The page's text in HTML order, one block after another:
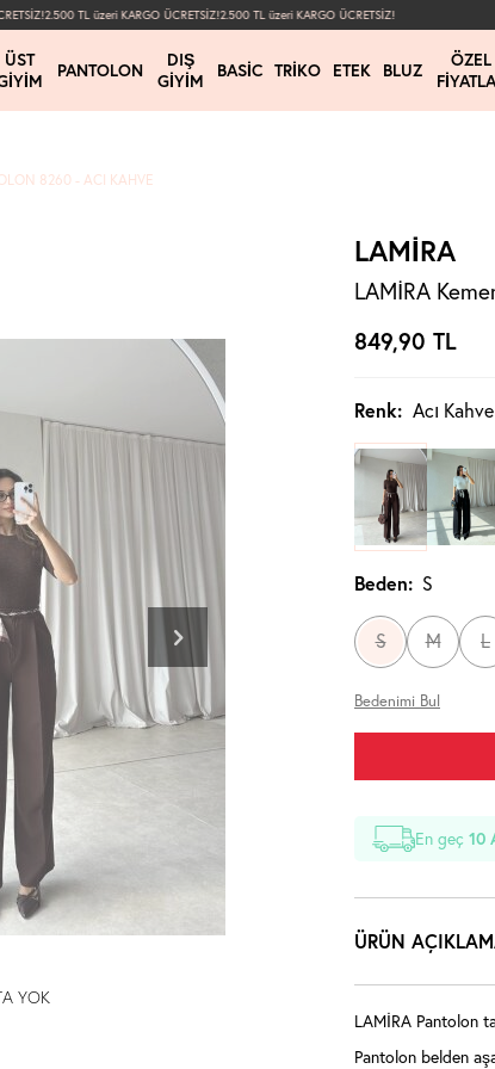
2.500 TL üzeri KARGO ÜCRETSİZ!2.500 TL üzeri KARGO ÜCRETSİZ!
ÜST
PANTOLON
DIŞ
GIYIM
BASIC TRIKO ETEK BLUZ
ÖZEL
8260 - ACI KAHVE
YOK
LAMİRA
LAMİRA
849,90 TL
Renk: Acı Kahve
Beden: S
S M L
Bedenimi Bul
En geç10
ÜRÜN
LAMİRA Pantolon
Pantolon belden